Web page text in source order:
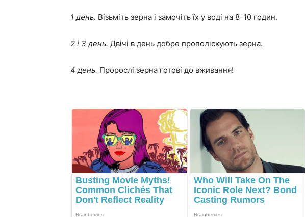
1 день. Візьміть зерна і замочіть їх у воді на 8-10 годин.
2 і 3 день. Двічі в день добре прополіскують зерна.
4 день. Пророслі зерна готові до вживання!